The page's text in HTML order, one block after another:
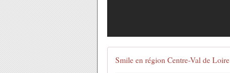
Smile en région Centre-Val de Loire